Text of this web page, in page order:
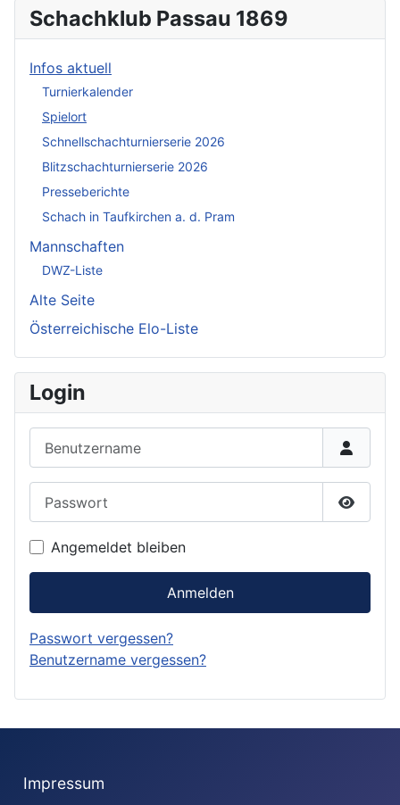
Schachklub Passau 1869
Infos aktuell
Turnierkalender
Spielort
Schnellschachturnierserie 2026
Blitzschachturnierserie 2026
Presseberichte
Schach in Taufkirchen a. d. Pram
Mannschaften
DWZ-Liste
Alte Seite
Österreichische Elo-Liste
Login
Angemeldet bleiben
Anmelden
Passwort vergessen?
Benutzername vergessen?
Impressum